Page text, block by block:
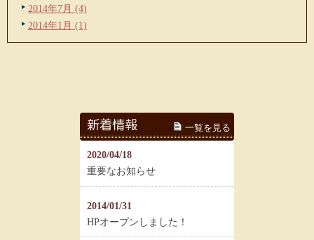
2014年7月 (4)
2014年1月 (1)
一覧を見る
2020/04/18
重要なお知らせ
2014/01/31
HPオープンしました！